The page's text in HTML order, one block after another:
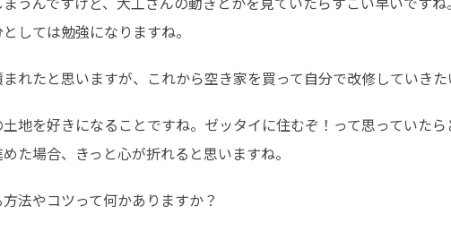
しては勉強になりますね。
れたと思いますが、これから空き家を買って自分で改修していき
地を好きになることですね。ゼッタイに住むぞ！って思っていた
た場合、きっと心が折れると思いますね。
法やコツって何かありますか？